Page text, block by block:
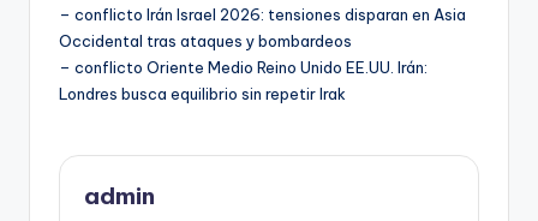
– conflicto Irán Israel 2026: tensiones disparan en Asia
Occidental tras ataques y bombardeos
– conflicto Oriente Medio Reino Unido EE.UU. Irán:
Londres busca equilibrio sin repetir Irak
admin